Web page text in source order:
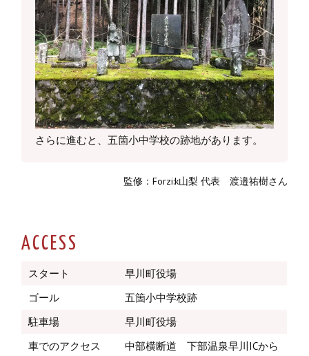
さらに進むと、五箇小中学校の跡地があります。
監修：Forzi:k山梨 代表 渡邉祐樹さん
ACCESS
スタート
早川町役場
ゴール
五箇小中学校跡
駐車場
早川町役場
車でのアクセス
中部横断道 下部温泉早川ICから